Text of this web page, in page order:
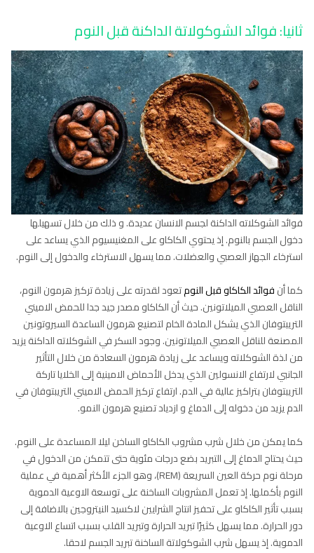
ثانيا: فوائد الشوكولاتة الداكنة قبل النوم
فوائد الشوكلاته الداكنة لجسم الانسان عديدة. و ذلك من خلال تسهيلها
دخول الجسم بالنوم. إذ يحتوي الكاكاو على المغنيسيوم الذي يساعد على
استرخاء الجهاز العصبي والعضلات. مما يسهل الاسترخاء والدخول إلى النوم.
كما أنفوائد الكاكاو قبل النومتعود لقدرته على زيادة تركيز هرمون النوم،
الناقل العصبي الميلاتونين. حيث أن الكاكاو مصدر جيد جدا للحمض الاميني
التريبتوفان الذي يشكل المادة الخام لتصنيع هرمون الساعدة السيروتونين
المصنعة للناقل العصبي الميلاتونين. وجود السكر في الشوكلاته الداكنة يزيد
من لذة الشوكلاته ويساعد على زيادة هرمون السعادة من خلال التأثير
الجانبي لارتفاع الانسولين الذي يدخل الأحماض الامينية إلى الخلايا تاركة
التريبتوفان بتراكيز عالية في الدم. ارتفاع تركيز الحمض الاميني التريبتوفان في
الدم يزيد من دخوله إلى الدماغ و ازدياد تصنيع هرمون النمو.
كما يمكن من خلال شرب مشروب الكاكاو الساخن ليلا المساعدة على النوم.
حيث يحتاج الدماغ إلى التبريد بضع درجات مئوية حتى تتمكن من الدخول في
مرحلة نوم حركة العين السريعة (REM)، وهو الجزء الأكثر أهمية في عملية
النوم بأكملها. إذ تعمل المشروبات الساخنة على توسعة الاوعية الدموية
بسبب تأثير الكاكاو على تحفيز انتاج الشرايين لاكسيد النيتروجين بالاضافة إلى
دور الحرارة. مما يسهل كثيرًا تبريد الحرارة وتبريد القلب بسبب اتساع الاوعية
الدموية. إذ يسهل شرب الشوكولاتة الساخنة تبريد الجسم لاحقا.